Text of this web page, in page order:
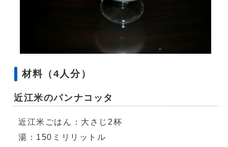
材料（4人分）
近江米のパンナコッタ
近江米ごはん：大さじ2杯
湯：150ミリリットル